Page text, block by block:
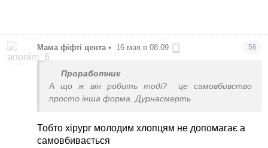
Мама фіфті цента • 16 мая в 08:09 56
Проработник
А що ж він робить тоді?
це самовбивство
просто інша форма. Дурнасмерть
Тобто хірург молодим хлопцям не допомагає а
самовбивається